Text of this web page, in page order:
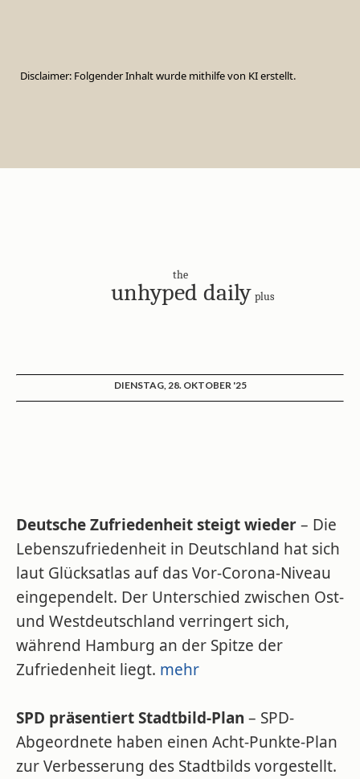
Disclaimer: Folgender Inhalt wurde mithilfe von KI erstellt.
the
unhyped daily plus
DIENSTAG, 28. OKTOBER '25
Deutsche Zufriedenheit steigt wieder– Die
Lebenszufriedenheit in Deutschland hat sich
laut Glücksatlas auf das Vor-Corona-Niveau
eingependelt. Der Unterschied zwischen Ost-
und Westdeutschland verringert sich,
während Hamburg an der Spitze der
Zufriedenheit liegt. mehr
SPD präsentiert Stadtbild-Plan – SPD-
Abgeordnete haben einen Acht-Punkte-Plan
zur Verbesserung des Stadtbilds vorgestellt.